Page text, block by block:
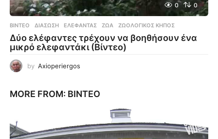
0 0
ΒΊΝΤΕΟ ΔΙΆΣΩΣΗ ,ΕΛΈΦΑΝΤΑΣ ,ΖΏΑ ,ΖΩΟΛΟΓΙΚΌΣ ΚΉΠΟΣ
Δύο ελέφαντες τρέχουν να βοηθήσουν ένα
μικρό ελεφαντάκι (Βίντεο)
by Axioperiergos
MORE FROM: ΒΊΝΤΕΟ